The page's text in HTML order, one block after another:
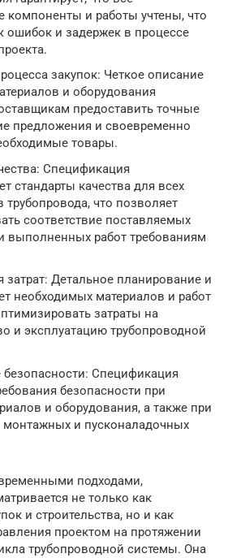
компоненты и работы учтены, что
ошибок и задержек в процессе
закупок: Четкое описание
и оборудования
предоставить точные
предложения и своевременно
товары.
Спецификация
стандарты качества для всех
трубопровода, что позволяет
соответствие поставляемых
выполненных работ требованиям
затрат: Детальное планирование и
необходимых материалов и работ
затраты на
и эксплуатацию трубопроводной
безопасности: Спецификация
безопасности при
и оборудования, а также при
и пусконаладочных
подходами,
не только как
и строительства, но и как
проектом на протяжении
трубопроводной системы. Она